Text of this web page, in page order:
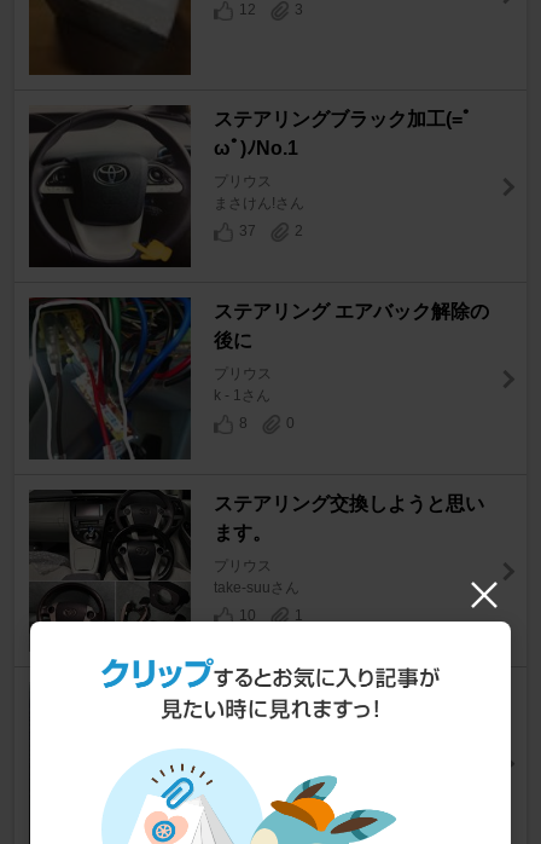
12
3
ステアリングブラック加工(=ﾟ
ωﾟ)ﾉNo.1
プリウス
まさけん!さん
37
2
ステアリング エアバック解除の
後に
プリウス
k - 1さん
8
0
ステアリング交換しようと思い
ます。
プリウス
take-suuさん
10
1
リアル カーボン シール
ベンツS124さん
8